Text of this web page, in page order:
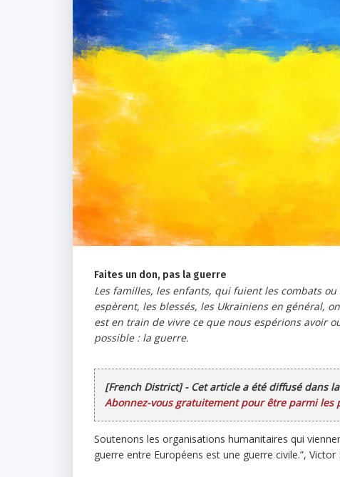
Faites un don, pas la guerre
Les familles, les enfants, qui fuient les combats
espèrent, les blessés, les Ukrainiens en général,
est en train de vivre ce que nous espérions avoir
possible : la guerre.
[French District] - Cet article a été diffusé dans
Abonnez-vous gratuitement pour être parmi les
Soutenons les organisations humanitaires qui
guerre entre Européens est une guerre civile.”, Victor